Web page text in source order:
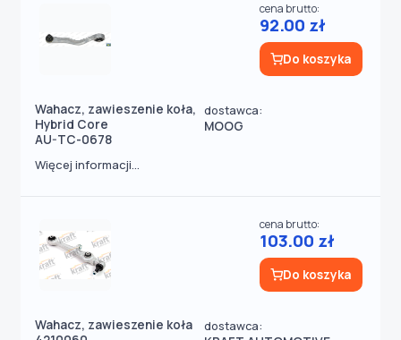
Wahacz, zawieszenie koła,
Hybrid Core
AU-TC-0678
dostawca:
MOOG
cena brutto:
92.00 zł
Do koszyka
Więcej informacji...
Wahacz, zawieszenie koła
dostawca:
cena brutto:
103.00 zł
Do koszyka